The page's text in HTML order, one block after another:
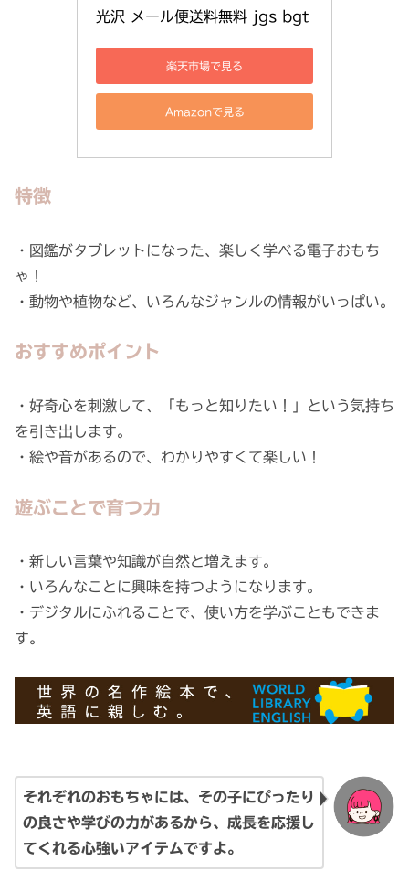
光沢 メール便送料無料 jgs bgt
楽天市場で見る
Amazonで見る
特徴
・図鑑がタブレットになった、楽しく学べる電子おもち
ゃ！
・動物や植物など、いろんなジャンルの情報がいっぱい。
おすすめポイント
・好奇心を刺激して、「もっと知りたい！」という気持ち
を引き出します。
・絵や音があるので、わかりやすくて楽しい！
遊ぶことで育つ力
・新しい言葉や知識が自然と増えます。
・いろんなことに興味を持つようになります。
・デジタルにふれることで、使い方を学ぶこともできま
す。
それぞれのおもちゃには、その子にぴったり
の良さや学びの力があるから、成長を応援し
てくれる心強いアイテムですよ。